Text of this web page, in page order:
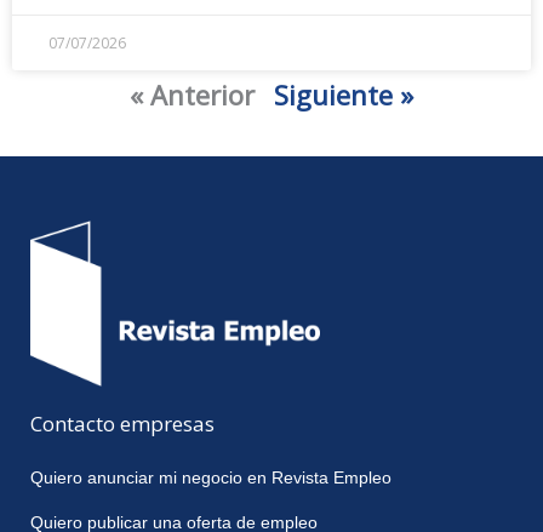
07/07/2026
« Anterior Siguiente »
Contacto empresas
Quiero anunciar mi negocio en Revista Empleo
Quiero publicar una oferta de empleo